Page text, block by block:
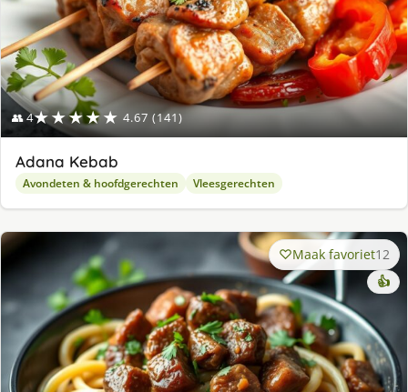
👥 4★★★★★ 4.67 (141)
Adana Kebab
Avondeten & hoofdgerechten Vleesgerechten
Maak favoriet12
👍